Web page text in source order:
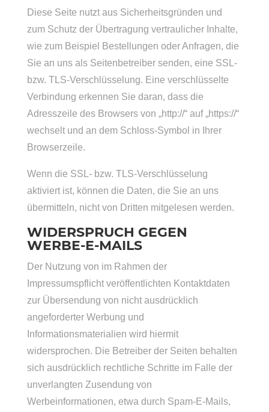
Diese Seite nutzt aus Sicherheitsgründen und
zum Schutz der Übertragung vertraulicher Inhalte,
wie zum Beispiel Bestellungen oder Anfragen, die
Sie an uns als Seitenbetreiber senden, eine SSL-
bzw. TLS-Verschlüsselung. Eine verschlüsselte
Verbindung erkennen Sie daran, dass die
Adresszeile des Browsers von „http://“ auf „https://“
wechselt und an dem Schloss-Symbol in Ihrer
Browserzeile.
Wenn die SSL- bzw. TLS-Verschlüsselung
aktiviert ist, können die Daten, die Sie an uns
übermitteln, nicht von Dritten mitgelesen werden.
WIDERSPRUCH GEGEN
WERBE-E-MAILS
Der Nutzung von im Rahmen der
Impressumspflicht veröffentlichten Kontaktdaten
zur Übersendung von nicht ausdrücklich
angeforderter Werbung und
Informationsmaterialien wird hiermit
widersprochen. Die Betreiber der Seiten behalten
sich ausdrücklich rechtliche Schritte im Falle der
unverlangten Zusendung von
Werbeinformationen, etwa durch Spam-E-Mails,